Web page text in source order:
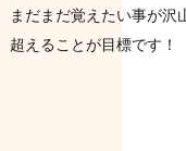
まだまだ覚えたい事が沢
超えることが目標です！